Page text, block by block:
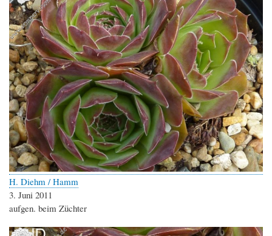
H. Diehm / Hamm
3. Juni 2011
aufgen. beim Züchter